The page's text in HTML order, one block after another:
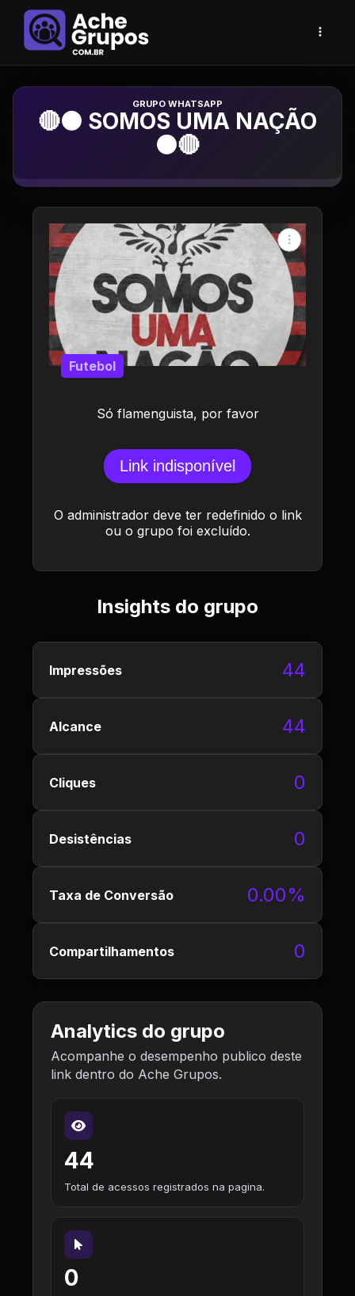
Grupo de Whatsapp
🔴⚫ SOMOS UMA NAÇÃO
⚫🔴
Só flamenguista, por favor
Futebol
Link indisponível
O administrador deve ter redefinido o link
ou o grupo foi excluído.
Insights do grupo
Impressões 44
Alcance 44
Cliques 0
Desistências 0
Taxa de Conversão 0.00%
Compartilhamentos 0
Analytics do grupo
Acompanhe o desempenho publico deste
link dentro do Ache Grupos.
44
Total de acessos registrados na pagina.
0